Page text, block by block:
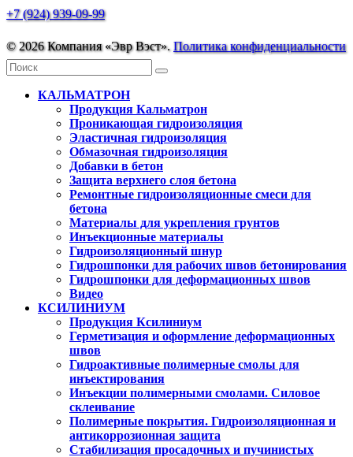
+7 (924) 939-09-99
© 2026 Компания «Эвр Вэст». Политика конфиденциальности
КАЛЬМАТРОН
Продукция Кальматрон
Проникающая гидроизоляция
Эластичная гидроизоляция
Обмазочная гидроизоляция
Добавки в бетон
Защита верхнего слоя бетона
Ремонтные гидроизоляционные смеси для
бетона
Материалы для укрепления грунтов
Инъекционные материалы
Гидроизоляционный шнур
Гидрошпонки для рабочих швов бетонирования
Гидрошпонки для деформационных швов
Видео
КСИЛИНИУМ
Продукция Ксилиниум
Герметизация и оформление деформационных
швов
Гидроактивные полимерные смолы для
инъектирования
Инъекции полимерными смолами. Силовое
склеивание
Полимерные покрытия. Гидроизоляционная и
антикоррозионная защита
Стабилизация просадочных и пучинистых